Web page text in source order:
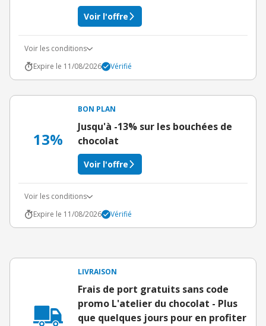
Voir l'offre
Voir les conditions
Expire le 11/08/2026
Vérifié
13%
BON PLAN
Jusqu'à -13% sur les bouchées de
chocolat
Voir l'offre
Voir les conditions
Expire le 11/08/2026
Vérifié
LIVRAISON
Frais de port gratuits sans code
promo L'atelier du chocolat - Plus
que quelques jours pour en profiter